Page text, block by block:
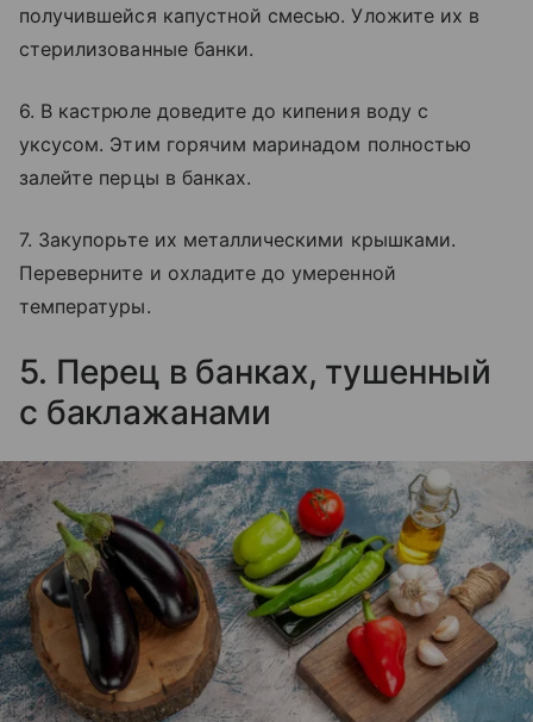
получившейся капустной смесью. Уложите их в
стерилизованные банки.
6. В кастрюле доведите до кипения воду с
уксусом. Этим горячим маринадом полностью
залейте перцы в банках.
7. Закупорьте их металлическими крышками.
Переверните и охладите до умеренной
температуры.
5. Перец в банках, тушенный
с баклажанами